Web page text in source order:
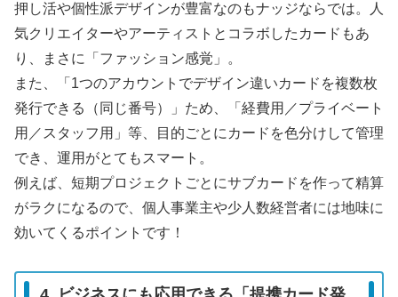
押し活や個性派デザインが豊富なのもナッジならでは。人
気クリエイターやアーティストとコラボしたカードもあ
り、まさに「ファッション感覚」。
また、「1つのアカウントでデザイン違いカードを複数枚
発行できる（同じ番号）」ため、「経費用／プライベート
用／スタッフ用」等、目的ごとにカードを色分けして管理
でき、運用がとてもスマート。
例えば、短期プロジェクトごとにサブカードを作って精算
がラクになるので、個人事業主や少人数経営者には地味に
効いてくるポイントです！